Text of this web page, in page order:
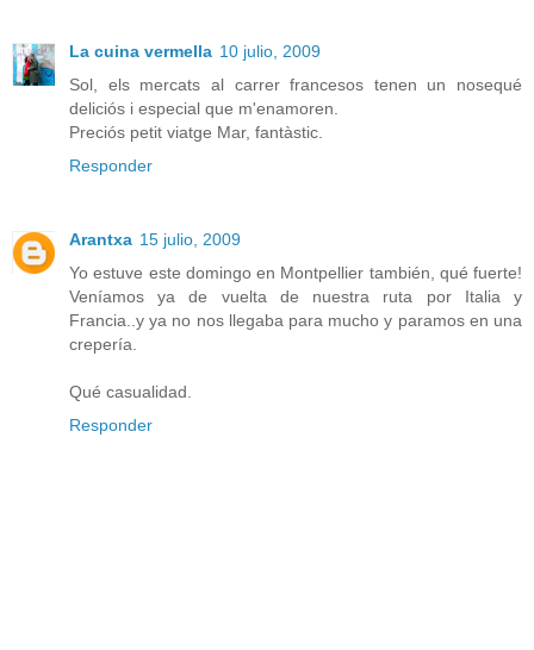
La cuina vermella 10 julio, 2009
Sol, els mercats al carrer francesos tenen un nosequé
deliciós i especial que m'enamoren.
Preciós petit viatge Mar, fantàstic.
Responder
Arantxa 15 julio, 2009
Yo estuve este domingo en Montpellier también, qué fuerte!
Veníamos ya de vuelta de nuestra ruta por Italia y
Francia..y ya no nos llegaba para mucho y paramos en una
crepería.
Qué casualidad.
Responder